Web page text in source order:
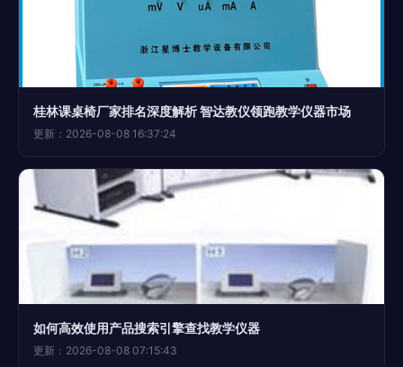
桂林课桌椅厂家排名深度解析 智达教仪领跑教学仪器市场
更新：2026-08-08 16:37:24
如何高效使用产品搜索引擎查找教学仪器
更新：2026-08-08 07:15:43